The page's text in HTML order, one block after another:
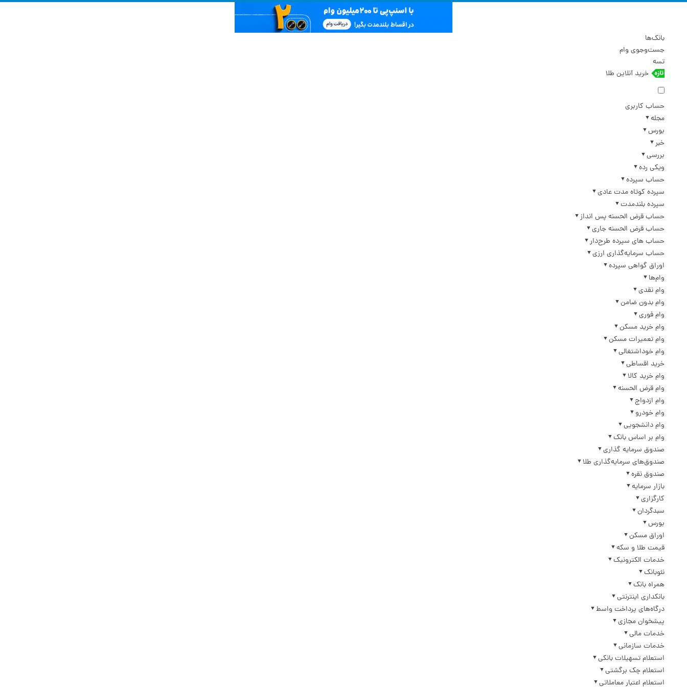
بانک‌ها
جست‌وجوی وام
تسه
خرید آنلاین طلا
حساب کاربری
مجله
بورس
خبر
بررسی
ویکی رده
حساب سپرده
سپرده کوتاه مدت عادی
سپرده بلندمدت
حساب قرض الحسنه پس انداز
حساب قرض الحسنه جاری
حساب های سپرده طرح‌دار
حساب سرمایه‌گذاری ارزی
اوراق گواهی سپرده
وام‌ها
وام نقدی
وام بدون ضامن
وام فوری
وام خرید مسکن
وام تعمیرات مسکن
وام خوداشتغالی
خرید اقساطی
وام خرید کالا
وام قرض الحسنه
وام ازدواج
وام خودرو
وام دانشجویی
وام بر اساس بانک
صندوق سرمایه گذاری
صندوق‌های سرمایه‌گذاری طلا
صندوق نقره
بازار سرمایه
کارگزاری
سبدگردان
بورس
اوراق مسکن
قیمت طلا و سکه
خدمات الکترونیک
نئوبانک
همراه بانک
بانکداری اینترنتی
درگاه‌های پرداخت واسط
پیشخوان مجازی
خدمات مالی
خدمات سازمانی
استعلام تسهیلات بانکی
استعلام چک برگشتی
استعلام اعتبار معاملاتی